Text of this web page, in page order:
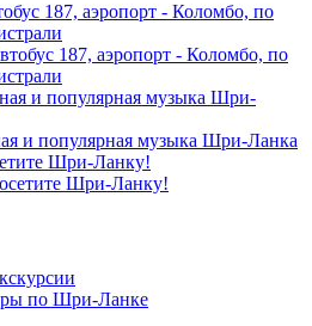
187, аэропорт - Коломбо, по
187, аэропорт - Коломбо, по
и популярная музыка Шри-
и популярная музыка Шри-Ланка
Шри-Ланку!
Шри-Ланку!
по Шри-Ланке